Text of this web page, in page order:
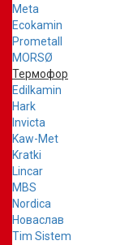
Meta
Ecokamin
Prometall
MORSØ
Термофор
Edilkamin
Hark
Invicta
Kaw-Met
Kratki
Lincar
MBS
Nordica
Новаслав
Tim Sistem